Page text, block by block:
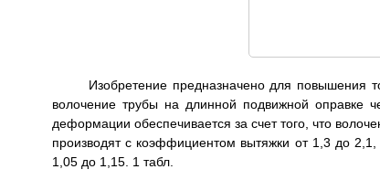
Изобретение предназначено для повышения
волочение трубы на длинной подвижной оправке
деформации обеспечивается за счет того, что
производят с коэффициентом вытяжки от 1,3 до
1,05 до 1,15. 1 табл.